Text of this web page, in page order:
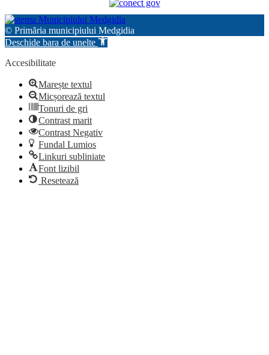
© Primăria municipiului Medgidia
Deschide bara de unelte
Accesibilitate
Marește textul
Micșorează textul
Tonuri de gri
Contrast marit
Contrast Negativ
Fundal Lumios
Linkuri subliniate
Font lizibil
Resetează